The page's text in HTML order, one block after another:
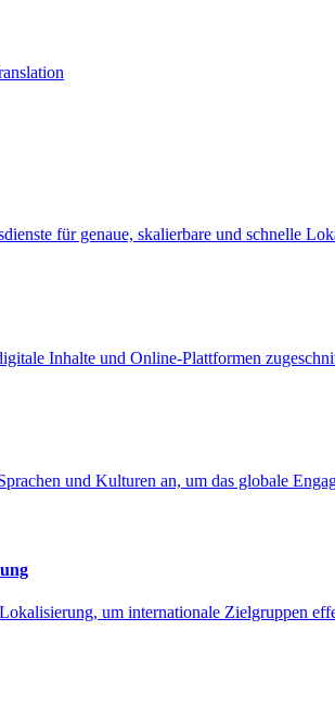
für genaue, skalierbare und schnelle
Inhalte und Online-Plattformen
und Kulturen an, um das globale
um internationale Zielgruppen